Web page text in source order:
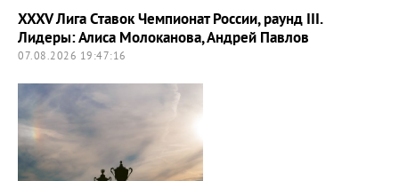
XXXV Лига Ставок Чемпионат России, раунд III.
Лидеры: Алиса Молоканова, Андрей Павлов
07.08.2026 19:47:16